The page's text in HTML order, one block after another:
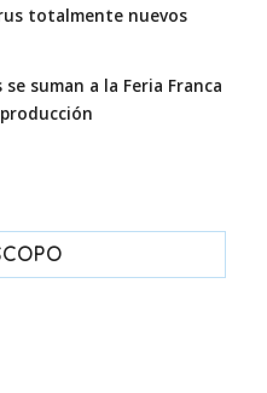
totalmente nuevos
suman a la Feria Franca